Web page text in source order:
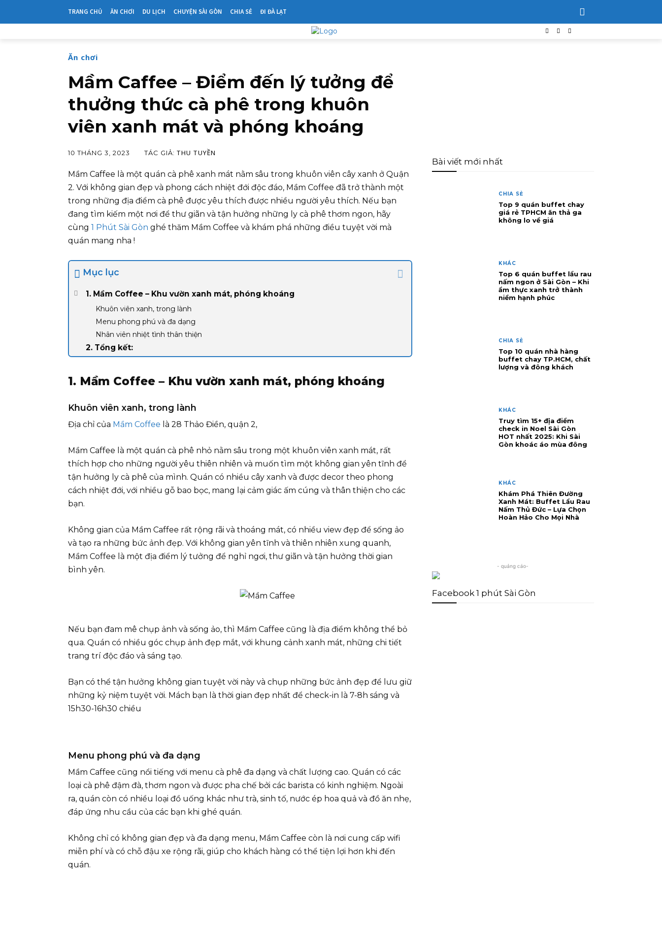
TRANG CHỦ ĂN CHƠI DU LỊCH CHUYỆN SÀI GÒN CHIA SẺ ĐI ĐÀ LẠT
Ăn chơi
Mầm Caffee – Điểm đến lý tưởng để
thưởng thức cà phê trong khuôn
viên xanh mát và phóng khoáng
10 THÁNG 3, 2023 TÁC GIẢ: THU TUYỀN
Mầm Caffee là một quán cà phê xanh mát nằm sâu trong khuôn viên cây xanh ở Quận
2. Với không gian đẹp và phong cách nhiệt đới độc đáo, Mầm Coffee đã trở thành một
trong những địa điểm cà phê được yêu thích được nhiều người yêu thích. Nếu bạn
đang tìm kiếm một nơi để thư giãn và tận hưởng những ly cà phê thơm ngon, hãy
cùng 1 Phút Sài Gòn ghé thăm Mầm Coffee và khám phá những điều tuyệt vời mà
quán mang nha !
Mục lục
1. Mầm Coffee – Khu vườn xanh mát, phóng khoáng
Khuôn viên xanh, trong lành
Menu phong phú và đa dạng
Nhân viên nhiệt tình thân thiện
2. Tổng kết:
1. Mầm Coffee – Khu vườn xanh mát, phóng khoáng
Khuôn viên xanh, trong lành
Địa chỉ của Mầm Coffee là 28 Thảo Điền, quận 2,
Mầm Caffee là một quán cà phê nhỏ nằm sâu trong một khuôn viên xanh mát, rất
thích hợp cho những người yêu thiên nhiên và muốn tìm một không gian yên tĩnh để
tận hưởng ly cà phê của mình. Quán có nhiều cây xanh và được decor theo phong
cách nhiệt đới, với nhiều gỗ bao bọc, mang lại cảm giác ấm cúng và thân thiện cho các
bạn.
Không gian của Mầm Caffee rất rộng rãi và thoáng mát, có nhiều view đẹp để sống ảo
và tạo ra những bức ảnh đẹp. Với không gian yên tĩnh và thiên nhiên xung quanh,
Mầm Coffee là một địa điểm lý tưởng để nghỉ ngơi, thư giãn và tận hưởng thời gian
bình yên.
Nếu bạn đam mê chụp ảnh và sống ảo, thì Mầm Caffee cũng là địa điểm không thể bỏ
qua. Quán có nhiều góc chụp ảnh đẹp mắt, với khung cảnh xanh mát, những chi tiết
trang trí độc đáo và sáng tạo.
Bạn có thể tận hưởng không gian tuyệt vời này và chụp những bức ảnh đẹp để lưu giữ
những kỷ niệm tuyệt vời. Mách bạn là thời gian đẹp nhất để check-in là 7-8h sáng và
15h30-16h30 chiều
Menu phong phú và đa dạng
Mầm Caffee cũng nổi tiếng với menu cà phê đa dạng và chất lượng cao. Quán có các
loại cà phê đậm đà, thơm ngon và được pha chế bởi các barista có kinh nghiệm. Ngoài
ra, quán còn có nhiều loại đồ uống khác như trà, sinh tố, nước ép hoa quả và đồ ăn nhẹ,
đáp ứng nhu cầu của các bạn khi ghé quán.
Không chỉ có không gian đẹp và đa dạng menu, Mầm Caffee còn là nơi cung cấp wifi
miễn phí và có chỗ đậu xe rộng rãi, giúp cho khách hàng có thể tiện lợi hơn khi đến
quán.
Bài viết mới nhất
CHIA SẺ
Top 9 quán buffet chay
giá rẻ TPHCM ăn thả ga
không lo về giá
KHÁC
Top 6 quán buffet lẩu rau
nấm ngon ở Sài Gòn – Khi
ẩm thực xanh trở thành
niềm hạnh phúc
CHIA SẺ
Top 10 quán nhà hàng
buffet chay TP.HCM, chất
lượng và đông khách
KHÁC
Truy tìm 15+ địa điểm
check in Noel Sài Gòn
HOT nhất 2025: Khi Sài
Gòn khoác áo mùa đông
KHÁC
Khám Phá Thiên Đường
Xanh Mát: Buffet Lẩu Rau
Nấm Thủ Đức – Lựa Chọn
Hoàn Hảo Cho Mọi Nhà
- quảng cáo-
Facebook 1 phút Sài Gòn